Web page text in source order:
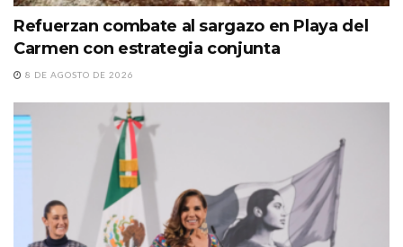
Refuerzan combate al sargazo en Playa del
Carmen con estrategia conjunta
8 DE AGOSTO DE 2026